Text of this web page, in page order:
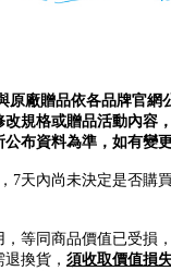
原廠贈品依各品牌官網
規格或贈品活動內容
布資料為準，如有變
7天內尚未決定是否購
等同商品價值已受損
換貨， 須收取價值損